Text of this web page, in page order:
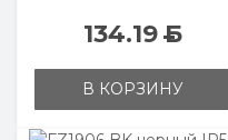
134.19Б
В КОРЗИНУ